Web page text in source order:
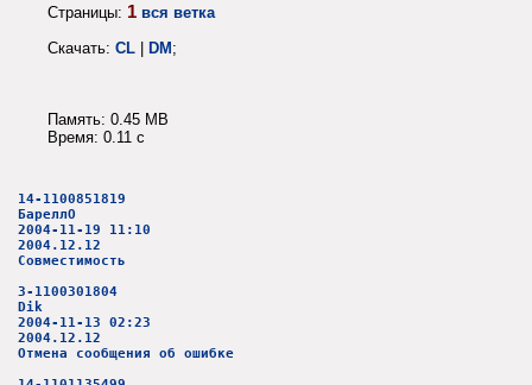
Страницы: 1 вся ветка
Скачать: CL | DM;
Память: 0.45 MB
Время: 0.11 c
14-1100851819
БареллО
2004-11-19 11:10
2004.12.12
Совместимость
3-1100301804
Dik
2004-11-13 02:23
2004.12.12
Отмена сообщения об ошибке